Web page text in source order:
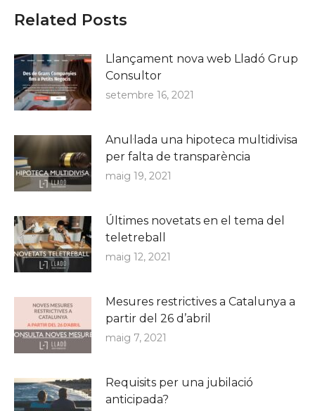
Related Posts
Llançament nova web Lladó Grup
Consultor
setembre 16, 2021
Anul·lada una hipoteca multidivisa
per falta de transparència
maig 19, 2021
Últimes novetats en el tema del
teletreball
maig 12, 2021
Mesures restrictives a Catalunya a
partir del 26 d’abril
maig 7, 2021
Requisits per una jubilació
anticipada?